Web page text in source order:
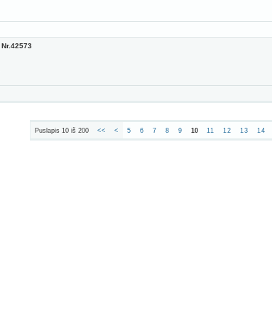
Nr.42573
Puslapis 10 iš 200 << < 5 6 7 8 9 10 11 12 13 14